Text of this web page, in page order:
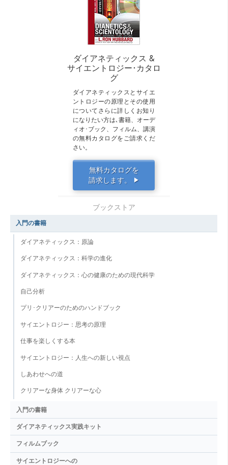
ダイアネティックス &
サイエントロジー･カタロ
グ
ダイアネティックスとサイエ
ントロジーの原理とその使用
についてさらに詳しくお知り
になりたい方は､書籍、オーデ
ィオ･ブック、フィルム、講演
の無料カタログをご請求くだ
さい。
無料カタログを
請求します。
▶
ブックストア
入門の書籍
ダイアネティックス：原論
ダイアネティックス：科学の進化
ダイアネティックス：心の健康のための現代科学
自己分析
プリ･クリアーのためのハンドブック
サイエントロジー：思考の原理
仕事を楽しくする本
サイエントロジー：人生への新しい視点
しあわせへの道
クリアーな身体 クリアーな心
入門の書籍
ダイアネティックス実践キット
フィルムブック
サイエントロジーへの